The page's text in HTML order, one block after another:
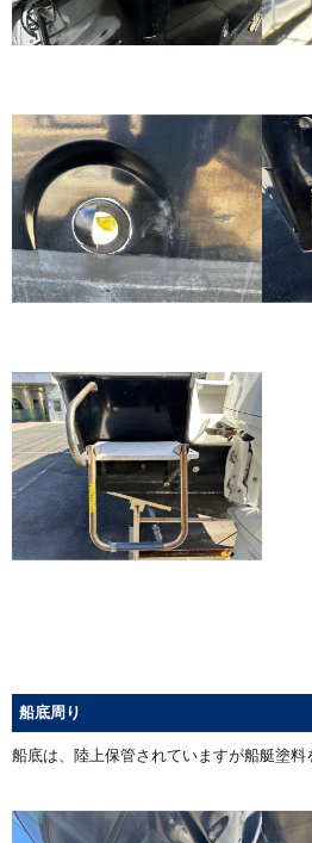
船底周り
船底は、陸上保管されていますが船艇塗料